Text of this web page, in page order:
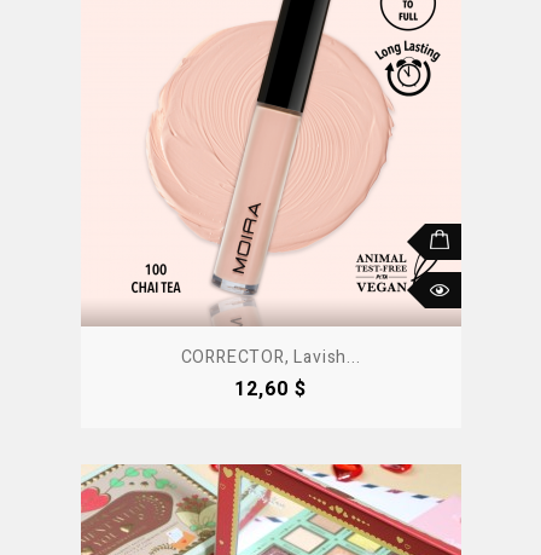
CORRECTOR, Lavish...
Precio
12,60 $